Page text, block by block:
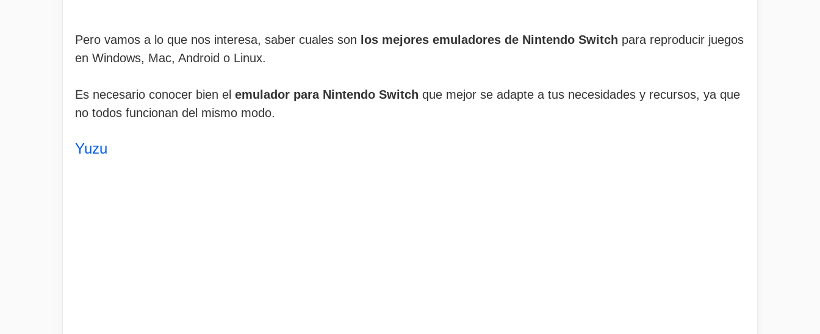
Pero vamos a lo que nos interesa, saber cuales son los mejores emuladores de Nintendo Switch para reproducir juegos
en Windows, Mac, Android o Linux.
Es necesario conocer bien el emulador para Nintendo Switch que mejor se adapte a tus necesidades y recursos, ya que
no todos funcionan del mismo modo.
Yuzu